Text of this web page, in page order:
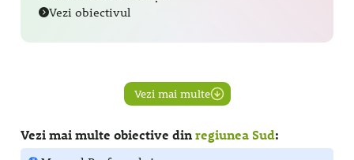
Vezi obiectivul
Vezi mai multe
Vezi mai multe obiective dinregiunea Sud: